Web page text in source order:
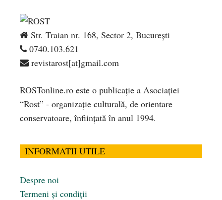
Str. Traian nr. 168, Sector 2, București
0740.103.621
revistarost[at]gmail.com
ROSTonline.ro este o publicaţie a Asociaţiei
“Rost” - organizaţie culturală, de orientare
conservatoare, înfiinţată în anul 1994.
INFORMATII UTILE
Despre noi
Termeni și condiții